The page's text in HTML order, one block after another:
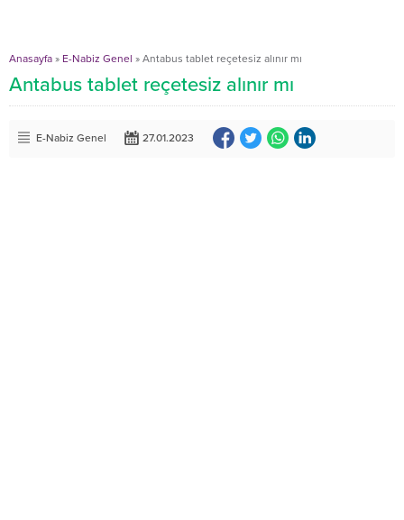
Anasayfa » E-Nabiz Genel » Antabus tablet reçetesiz alınır mı
Antabus tablet reçetesiz alınır mı
E-Nabiz Genel 27.01.2023